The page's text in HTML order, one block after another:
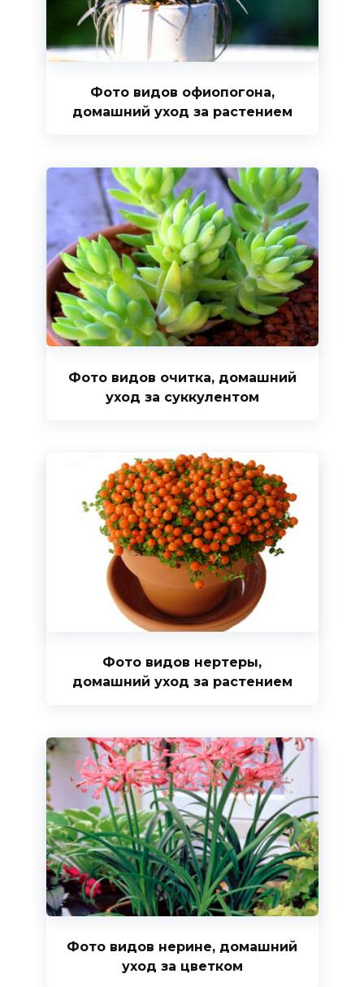
Фото видов офиопогона,
домашний уход за растением
Фото видов очитка, домашний
уход за суккулентом
Фото видов нертеры,
домашний уход за растением
Фото видов нерине, домашний
уход за цветком